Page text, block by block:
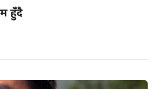
हुँदै